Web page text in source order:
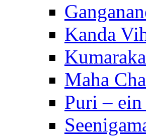
Kanda
Maha
Puri –